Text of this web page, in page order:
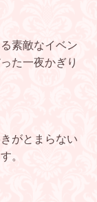
素敵なイベン
た一夜かぎり
がとまらない
。